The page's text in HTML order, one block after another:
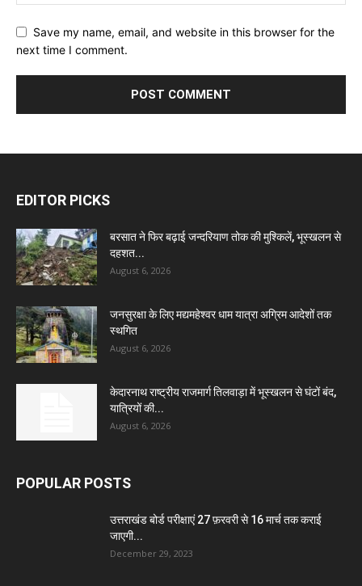
Save my name, email, and website in this browser for the
next time I comment.
EDITOR PICKS
बरसात ने फिर बढ़ाई जन्दरियाण तोक की मुश्किलें, भूस्खलन से
दहशत...
August 6, 2026
जनसुरक्षा के लिए मद्यमहेश्वर धाम यात्रा अग्रिम आदेशों तक
स्थगित
August 6, 2026
केदारनाथ राष्ट्रीय राजमार्ग तिलवाड़ा में भूस्खलन से घंटों बंद,
यात्रियों की...
August 6, 2026
POPULAR POSTS
उत्तराखंड बोर्ड परीक्षाएं 27 फ़रवरी से 16 मार्च तक कराई
जाएगी...
December 29, 2023